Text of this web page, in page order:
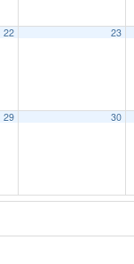
22 23
29 30